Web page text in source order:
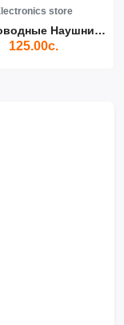
Electronics